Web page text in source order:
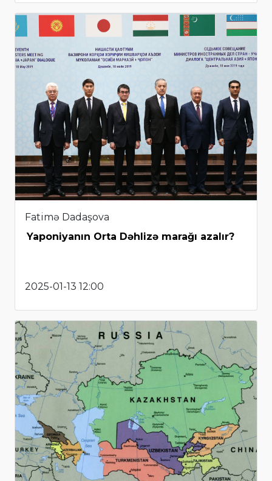
Fatimə Dadaşova
Yaponiyanın Orta Dəhlizə marağı azalır?
2025-01-13 12:00